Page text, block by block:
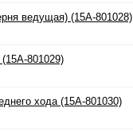
ведущая) (15A-801028)
(15A-801029)
хода (15A-801030)